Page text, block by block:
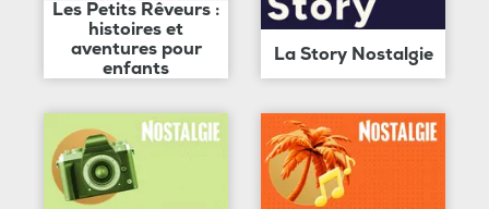
Les Petits Rêveurs :
histoires et
aventures pour
enfants
La Story Nostalgie